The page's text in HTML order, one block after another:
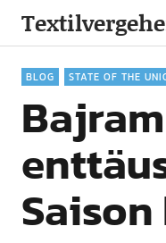
BLOG STATE OF THE